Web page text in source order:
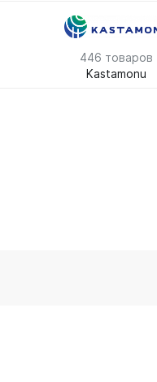
446 товаров
Kastamonu